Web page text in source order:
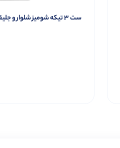
ست 3 تیکه شومیز شلوار و جلیقه (پک 4 عددی)